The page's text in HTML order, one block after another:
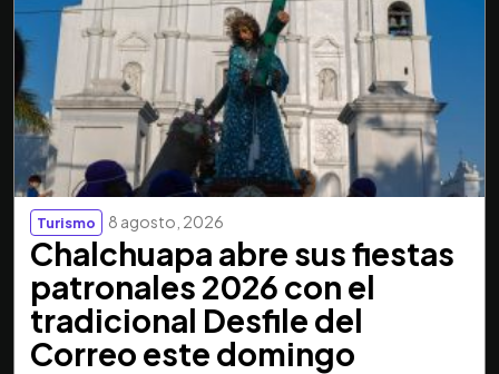
Turismo 8 agosto, 2026
Chalchuapa abre sus fiestas
patronales 2026 con el
tradicional Desfile del
Correo este domingo